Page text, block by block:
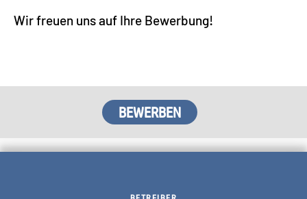
Wir freuen uns auf Ihre Bewerbung!